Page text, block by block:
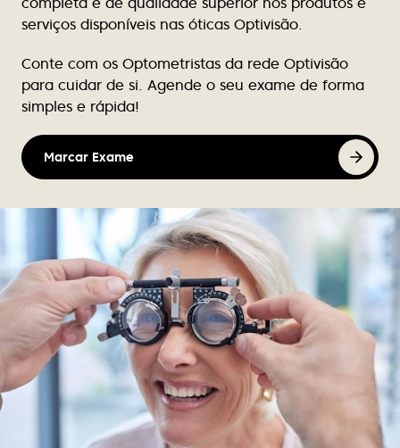
Rute Teixeira
produtos para limpeza de lentes contacto.
Victor Luz
Tem bom atendimento e tem melhores as marcas
de óculos.
Nuno Caçote
Excelente atendimento, profissionalismo, e em
tantos anos de cliente nunca se atrasaram ou
falharam. Recomendo vivamente
Sandra Santos
Instalações excelentes, funcionários
extremamente competentes e muito simpáticos.
Atendimento de excelência. Recomendo!
Marize Campos
serviços disponíveis nas óticas Optivisão.
Conte com os Optometristas da rede Optivisão
para cuidar de si. Agende o seu exame de forma
simples e rápida!
Marcar Exame